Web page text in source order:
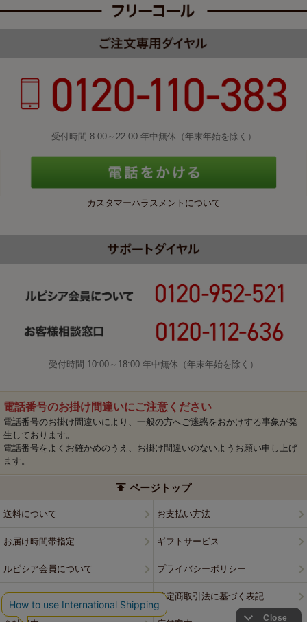
受付時間 8:00～22:00 年中無休（年末年始を除く）
カスタマーハラスメントについて
受付時間 10:00～18:00 年中無休（年末年始を除く）
電話番号のお掛け間違いにご注意ください
電話番号のお掛け間違いにより、一般の方へご迷惑をおかけする事象が発
生しております。
電話番号をよくお確かめのうえ、お掛け間違いのないようお願い申し上げ
ます。
ページトップ
送料について お支払い方法
お届け時間帯指定 ギフトサービス
ルピシア会員について プライバシーポリシー
ウェブサイト利用規約 特定商取引法に基づく表記